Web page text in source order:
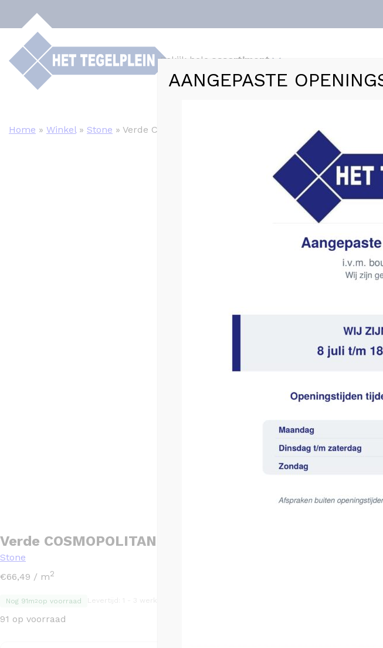
Bekijk hele assortiment
Home » Winkel » Stone » Verde COSMOPOLITAN Creme mat – 60 x 60
Verde COSMOPOLITAN Creme mat – 60 x 60
Stone
€66,49 / m2
Nog 91m2op voorraad
91 op voorraad
AANGEPASTE